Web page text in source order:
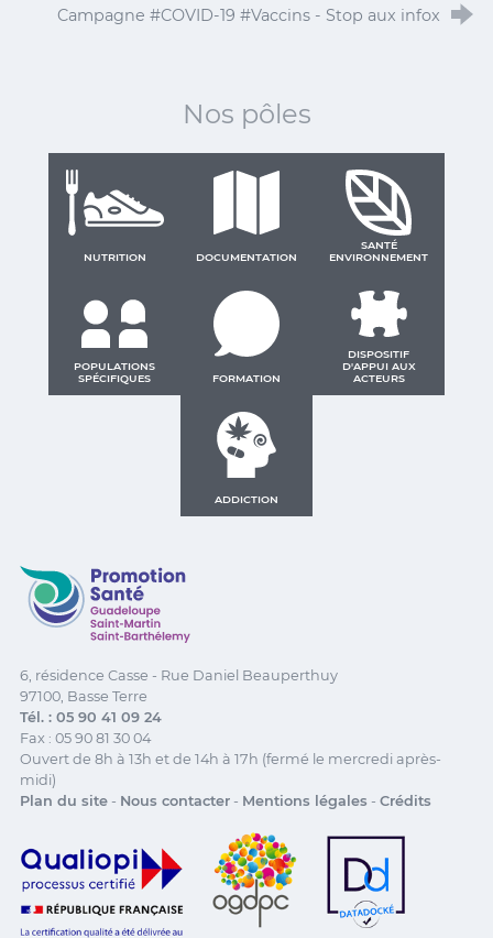
Campagne #COVID-19 #Vaccins - Stop aux infox
Nos pôles
NUTRITION DOCUMENTATION
SANTÉ
ENVIRONNEMENT
POPULATIONS
SPÉCIFIQUES
FORMATION
DISPOSITIF
D'APPUI AUX
ACTEURS
ADDICTION
Promotion Santé Guadeloupe, Saint-Martin, Saint
6, résidence Casse - Rue Daniel Beauperthuy
97100, Basse Terre
Tél. : 05 90 41 09 24
Fax : 05 90 81 30 04
Ouvert de 8h à 13h et de 14h à 17h (fermé le mercredi après-
midi)
Plan du site- Nous contacter- Mentions légales - Crédits